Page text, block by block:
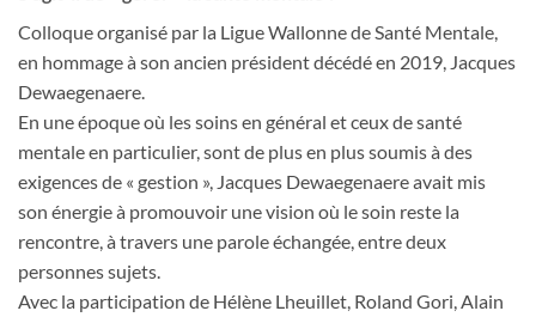
Colloque organisé par la Ligue Wallonne de Santé Mentale,
en hommage à son ancien président décédé en 2019, Jacques
Dewaegenaere.
En une époque où les soins en général et ceux de santé
mentale en particulier, sont de plus en plus soumis à des
exigences de « gestion », Jacques Dewaegenaere avait mis
son énergie à promouvoir une vision où le soin reste la
rencontre, à travers une parole échangée, entre deux
personnes sujets.
Avec la participation de Hélène Lheuillet, Roland Gori, Alain